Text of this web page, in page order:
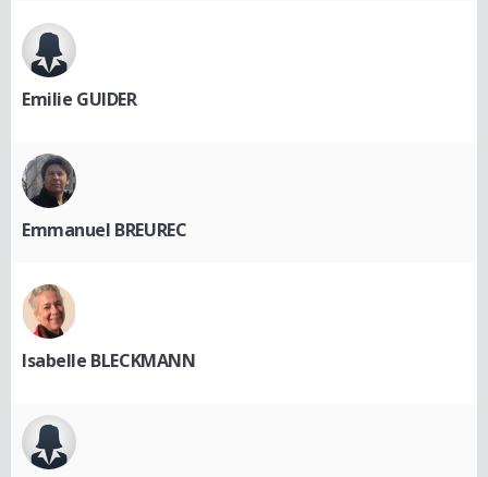
Emilie GUIDER
Emmanuel BREUREC
Isabelle BLECKMANN